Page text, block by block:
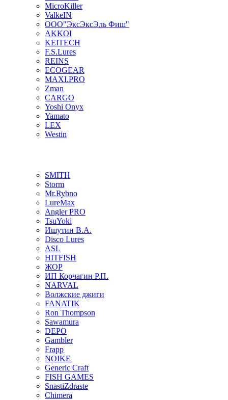
MicroKiller
ValkeIN
ООО"ЭксЭксЭль Фиш"
AKKOI
KEITECH
F.S.Lures
REINS
ECOGEAR
MAXI.PRO
Zman
CARGO
Yoshi Onyx
Yamato
LEX
Westin
SMITH
Storm
Mr.Rybno
LureMax
Angler PRO
TsuYoki
Ишутин В.А.
Disco Lures
ASL
HITFISH
ЖОР
ИП Корчагин Р.П.
NARVAL
Волжские джиги
FANATIK
Ron Thompson
Sawamura
DEPO
Gambler
Frapp
NOIKE
Generic Craft
FISH GAMES
SnastiZdraste
Chimera